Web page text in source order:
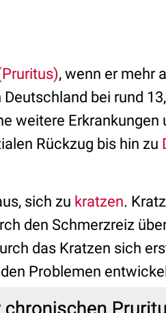
, wenn er mehr
bei rund
weitere Erkrankungen
Rückzug bis hin zu
sich zu kratzen.
den Schmerzreiz
das Kratzen sich
Problemen